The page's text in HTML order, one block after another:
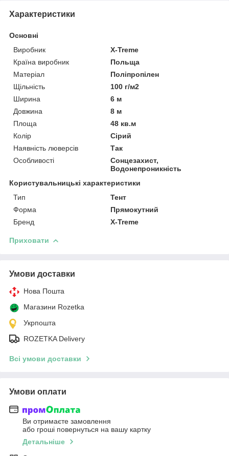
Характеристики
Основні
Виробник
X-Treme
Країна виробник
Польща
Матеріал
Поліпропілен
Щільність
100 г/м2
Ширина
6 м
Довжина
8 м
Площа
48 кв.м
Колір
Сірий
Наявність люверсів
Так
Особливості
Сонцезахист,
Водонепроникність
Користувальницькі характеристики
Тип
Тент
Форма
Прямокутний
Бренд
X-Treme
Приховати
Умови доставки
Нова Пошта
Магазини Rozetka
Укрпошта
ROZETKA Delivery
Всі умови доставки
Умови оплати
Ви отримаєте замовлення
або гроші повернуться на вашу картку
Детальніше